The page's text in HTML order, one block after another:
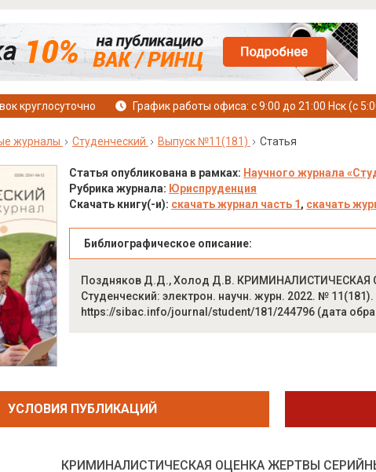
круглосуточно График работы офиса: с 9:00 до 21:00 Нск (с
журналы Студенческий Выпуск №11(181) Статья
Статья опубликована в рамках: Научного журнала
Рубрика журнала: Юриспруденция
Скачать книгу(-и): скачать журнал часть 1 , скачать
Библиографическое описание:
Поздняков Д.Д., Холод Д.В.
Студенческий: электрон. научн. журн. 2022. № 11(181).
https://sibac.info/journal/student/181/244796 (дата
УСЛОВИЯ ПУБЛИКАЦИЙ
КРИМИНАЛИСТИЧЕСКАЯ ОЦЕНКА ЖЕРТВЫ